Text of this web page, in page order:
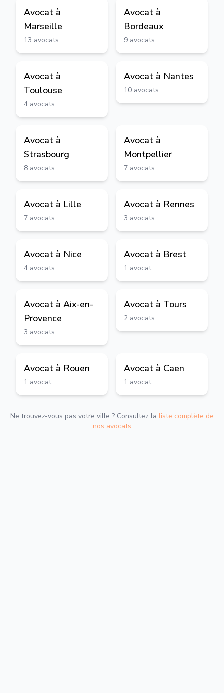
Avocat à
Marseille
13 avocats
Avocat à
Bordeaux
9 avocats
Avocat à
Toulouse
4 avocats
Avocat à Nantes
10 avocats
Avocat à
Strasbourg
8 avocats
Avocat à
Montpellier
7 avocats
Avocat à Lille
7 avocats
Avocat à Rennes
3 avocats
Avocat à Nice
4 avocats
Avocat à Brest
1 avocat
Avocat à Aix-en-
Provence
3 avocats
Avocat à Tours
2 avocats
Avocat à Rouen
1 avocat
Avocat à Caen
1 avocat
Ne trouvez-vous pas votre ville ? Consultez la liste complète de
nos avocats